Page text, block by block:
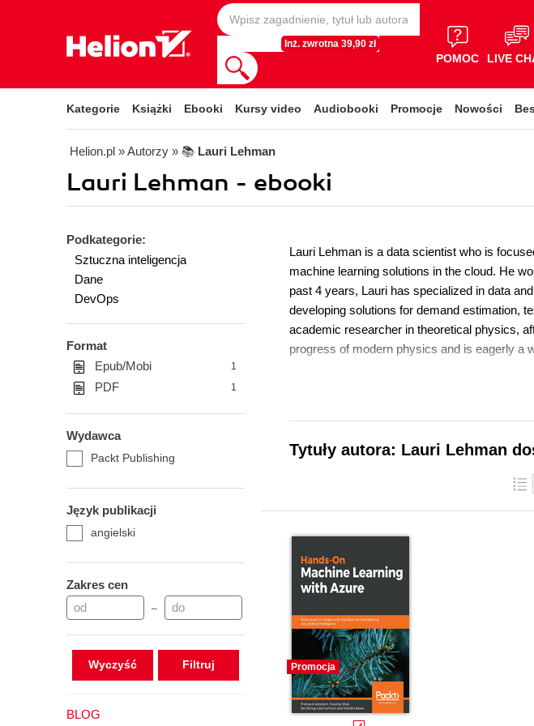
Inż. zwrotna 39,90 zł
POMOC LIVE
Kategorie Książki Ebooki Kursy video Audiobooki Promocje Nowości
Helion.pl » Autorzy » 📚 Lauri Lehman
Lauri Lehman - ebooki
Podkategorie:
Sztuczna inteligencja
Dane
DevOps
Format
Epub/Mobi
1
PDF 1
Wydawca
Packt Publishing
Język publikacji
angielski
Zakres cen
–
Wyczyść
BLOG
Lauri Lehman is a data scientist who is
machine learning solutions in the cloud. He
past 4 years, Lauri has specialized in data
developing solutions for demand estimation,
academic researcher in theoretical physics,
progress of modern physics and is eagerly a
Tytuły autora: Lauri Lehman
Promocja